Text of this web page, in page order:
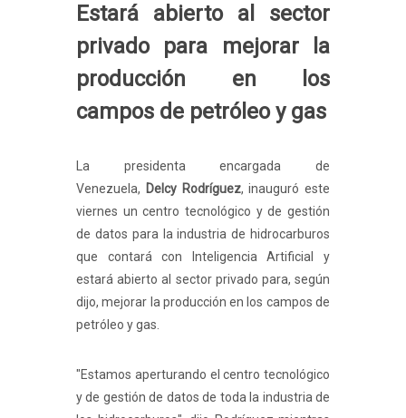
Estará abierto al sector
privado para mejorar la
producción en los
campos de petróleo y gas
La presidenta encargada de
Venezuela, Delcy Rodríguez, inauguró este
viernes un centro tecnológico y de gestión
de datos para la industria de hidrocarburos
que contará con Inteligencia Artificial y
estará abierto al sector privado para, según
dijo, mejorar la producción en los campos de
petróleo y gas.
"Estamos aperturando el centro tecnológico
y de gestión de datos de toda la industria de